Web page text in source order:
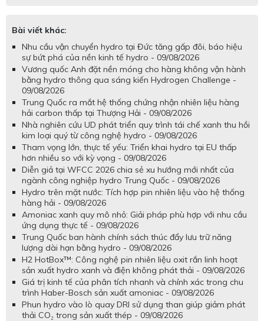
Bài viết khác:
Nhu cầu vận chuyển hydro tại Đức tăng gấp đôi, báo hiệu
sự bứt phá của nền kinh tế hydro - 09/08/2026
Vương quốc Anh đặt nền móng cho hàng không vận hành
bằng hydro thông qua sáng kiến Hydrogen Challenge -
09/08/2026
Trung Quốc ra mắt hệ thống chứng nhận nhiên liệu hàng
hải carbon thấp tại Thượng Hải - 09/08/2026
Nhà nghiên cứu UD phát triển quy trình tái chế xanh thu hồi
kim loại quý từ công nghệ hydro - 09/08/2026
Tham vọng lớn, thực tế yếu: Triển khai hydro tại EU thấp
hơn nhiều so với kỳ vọng - 09/08/2026
Diễn giả tại WFCC 2026 chia sẻ xu hướng mới nhất của
ngành công nghiệp hydro Trung Quốc - 09/08/2026
Hydro trên mặt nước: Tích hợp pin nhiên liệu vào hệ thống
hàng hải - 09/08/2026
Amoniac xanh quy mô nhỏ: Giải pháp phù hợp với nhu cầu
ứng dụng thực tế - 09/08/2026
Trung Quốc ban hành chính sách thúc đẩy lưu trữ năng
lượng dài hạn bằng hydro - 09/08/2026
H2 HotBox™: Công nghệ pin nhiên liệu oxit rắn linh hoạt
sản xuất hydro xanh và điện không phát thải - 09/08/2026
Giá trị kinh tế của phân tích nhanh và chính xác trong chu
trình Haber-Bosch sản xuất amoniac - 09/08/2026
Phun hydro vào lò quay DRI sử dụng than giúp giảm phát
thải CO₂ trong sản xuất thép - 09/08/2026